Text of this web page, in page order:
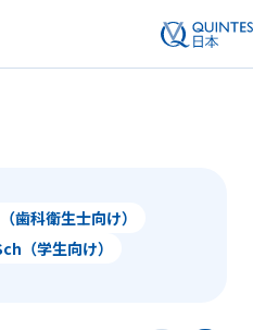
歯科衛生士向け）
（学生向け）